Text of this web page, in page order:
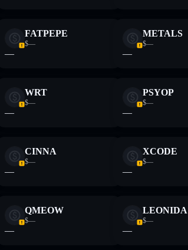
FATPEPE
$—
—
METALS
$—
—
WRT
$—
—
PSYOP
$—
—
CINNA
$—
—
XCODE
$—
—
QMEOW
$—
—
LEONIDA
$—
—